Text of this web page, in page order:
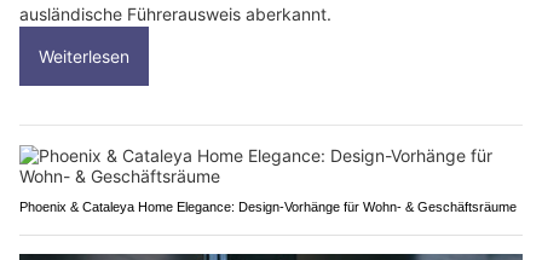
ausländische Führerausweis aberkannt.
Weiterlesen
Phoenix & Cataleya Home Elegance: Design-Vorhänge für Wohn- & Geschäftsräume